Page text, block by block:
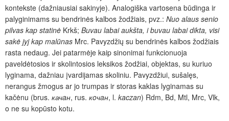
kontekste (dažniausiai sakinyje). Analogiška vartosena būdinga ir
palyginimams su bendrinės kalbos žodžiais, pvz.: Nuo alaus senio
pilvas kap statinė Krkš; Buvau labai aukšta, i buvau labai dikta, visi
sakė jyj kap malūnas Mrc. Pavyzdžių su bendrinės kalbos žodžiais
rasta nedaug. Jei patarmėje kaip sinonimai funkcionuoja
paveldėtosios ir skolintosios leksikos žodžiai, objektas, su kuriuo
lyginama, dažniau įvardijamas skoliniu. Pavyzdžiui, sušalęs,
nerangus žmogus ar jo trumpas ir storas kaklas lyginamas su
kačėnu (brus. качaн, rus. кoчaн, l. kaczan) Rdm, Bd, Mtl, Mrc, Vlk,
o ne su kopūsto kotu.